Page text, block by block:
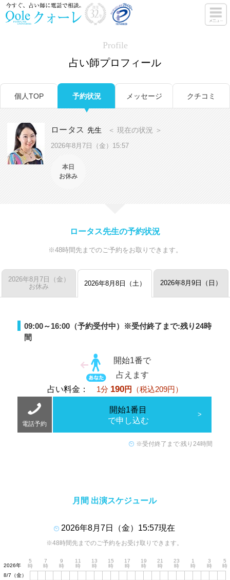
Profile
占い師プロフィール
個人TOP 予約状況 メッセージ クチコミ
ロータス 先生 ＜ 現在の状況 ＞
2026年8月7日（金）15:57
本日
お休み
ロータス先生の予約状況
※48時間先までのご予約をお取りできます。
2026年8月7日（金）
お休み
2026年8月8日（土） 2026年8月9日（日）
09:00～16:00（予約受付中）
※受付終了まで:残り24時
間
開始1番で
占えます
占い料金： 1分 190円 （税込209円）
電話予約
開始1番目
で申し込む
※受付終了まで:残り24時間
月間 出演スケジュール
2026年8月7日（金）15:57現在
※48時間先までのご予約をお受け取りできます。
2026年
5
時
7
時
9
時
11
時
13
時
15
時
17
時
19
時
21
時
23
時
1
時
3
時
5
時
8/7（金）